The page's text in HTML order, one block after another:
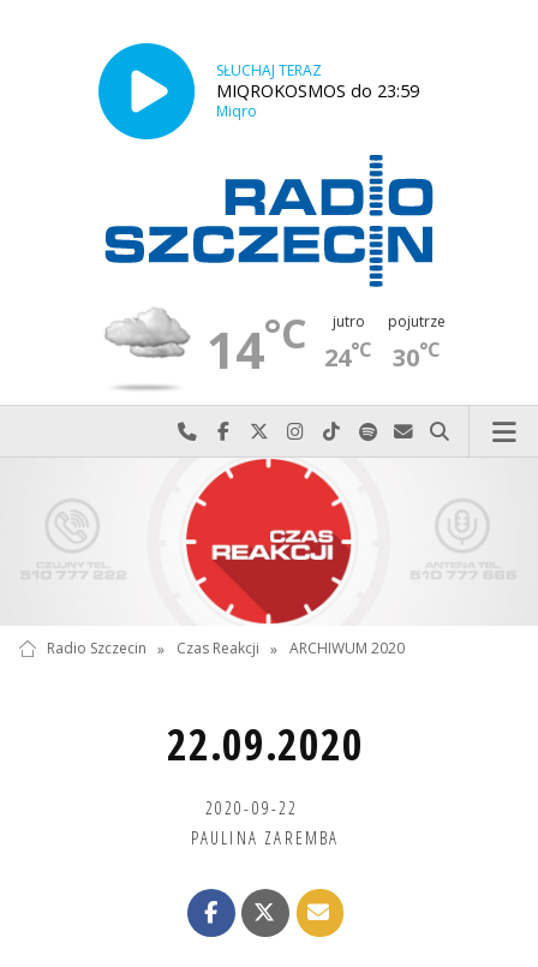
SŁUCHAJ TERAZ
MIQROKOSMOS do 23:59
Miqro
14°C jutro
24°C
pojutrze
30°C
Najlepiej po prostu do nas zadzwoń
Odwiedź nas na Facebook-u
Odwiedź nas na X
Odwiedź nas na Instagram-ie
Odwiedź nas na TikTok-u
Szukaj nas na Spotify
Wyślij do nas
Szukaj
Radio Szczecin » Czas Reakcji » ARCHIWUM 2020
22.09.2020
2020-09-22
PAULINA ZAREMBA